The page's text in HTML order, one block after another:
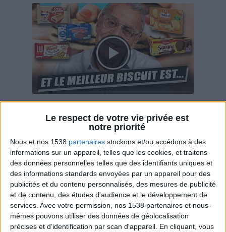
Le respect de votre vie privée est
notre priorité
Nous et nos 1538 partenaires stockons et/ou accédons à des
informations sur un appareil, telles que les cookies, et traitons
des données personnelles telles que des identifiants uniques et
des informations standards envoyées par un appareil pour des
publicités et du contenu personnalisés, des mesures de publicité
et de contenu, des études d'audience et le développement de
services. Avec votre permission, nos 1538 partenaires et nous-
mêmes pouvons utiliser des données de géolocalisation
précises et d’identification par scan d'appareil. En cliquant, vous
ces gâteaux ?
Webinaires en direct Voir tout